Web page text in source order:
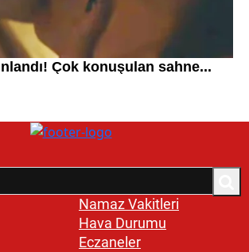
Namaz Vakitleri
Hava Durumu
Eczaneler